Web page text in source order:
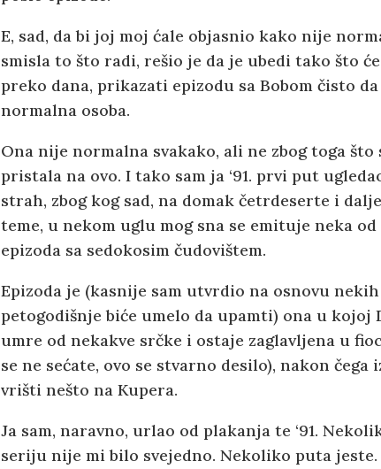
E, sad, da bi joj moj ćale objasnio kako nije
smisla to što radi, rešio je da je ubedi tako što
preko dana, prikazati epizodu sa Bobom čisto
normalna osoba.
Ona nije normalna svakako, ali ne zbog toga što
pristala na ovo. I tako sam ja ‘91. prvi put
strah, zbog kog sad, na domak četrdeserte i
teme, u nekom uglu mog sna se emituje neka
epizoda sa sedokosim čudovištem.
Epizoda je (kasnije sam utvrdio na osnovu
petogodišnje biće umelo da upamti) ona u kojoj
umre od nekakve srčke i ostaje zaglavljena u
se ne sećate, ovo se stvarno desilo), nakon
vrišti nešto na Kupera.
Ja sam, naravno, urlao od plakanja te ‘91.
seriju nije mi bilo svejedno. Nekoliko puta jeste.